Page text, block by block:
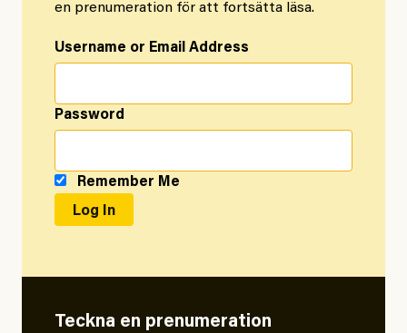
en prenumeration för att fortsätta läsa.
Username or Email Address
Password
Remember Me
Teckna en prenumeration